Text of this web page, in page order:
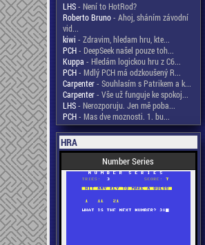
LHS- Není to HotRod?
Roberto Bruno- Ahoj, sháním závodní
vid...
kiwi - Zdravim, hledam hru, kte...
PCH- DeepSeek našel pouze toh...
Kuppa - Hledám logickou hru z C6...
PCH- Mdlý PCH má odzkoušený R...
Carpenter- Souhlasím s Patrikem a k...
Carpenter- Vše už funguje ke spokoj...
LHS- Nerozporuju. Jen mě poba...
PCH- Mas dve moznosti. 1. bu...
HRA
Number Series